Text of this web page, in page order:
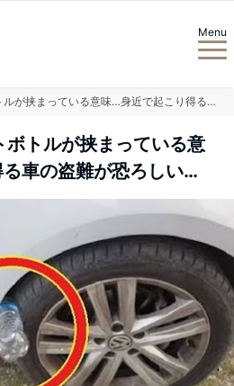
Menu
車のタイヤにペットボトルが挟まっている意味…身近で起こり得る車の盗難が恐ろしい…
トルが挟まっている意
車の盗難が恐ろしい…